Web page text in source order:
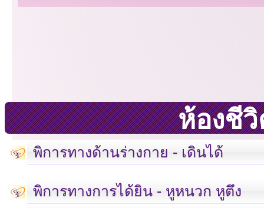
ห้องชี
พิการทางด้านร่างกาย - เดินได้
พิการทางการได้ยิน - หูหนวก หูตึง